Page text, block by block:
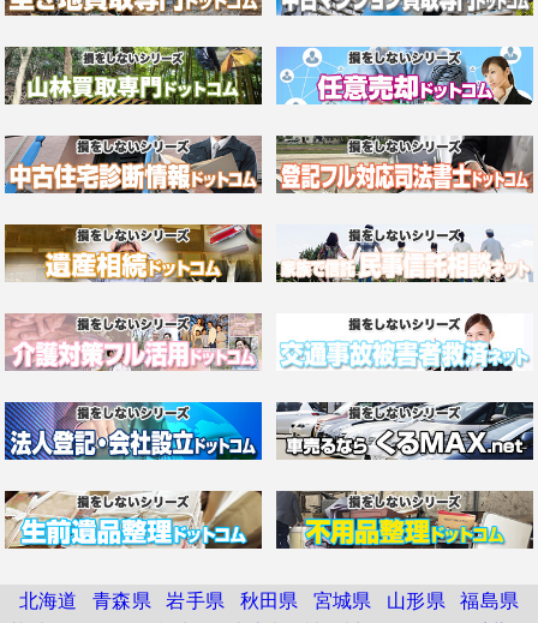
北海道 青森県 岩手県 秋田県 宮城県 山形県 福島県